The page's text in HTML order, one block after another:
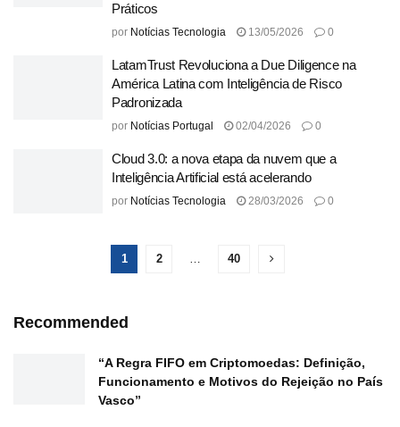
Práticos
por Notícias Tecnologia 13/05/2026 0
LatamTrust Revoluciona a Due Diligence na
América Latina com Inteligência de Risco
Padronizada
por Notícias Portugal 02/04/2026 0
Cloud 3.0: a nova etapa da nuvem que a
Inteligência Artificial está acelerando
por Notícias Tecnologia 28/03/2026 0
1 2 40
Recommended
“A Regra FIFO em Criptomoedas: Definição,
Funcionamento e Motivos do Rejeição no País
Vasco”